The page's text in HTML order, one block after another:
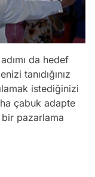
da hedef
tanıdığınız
istediğinizi
çabuk adapte
pazarlama